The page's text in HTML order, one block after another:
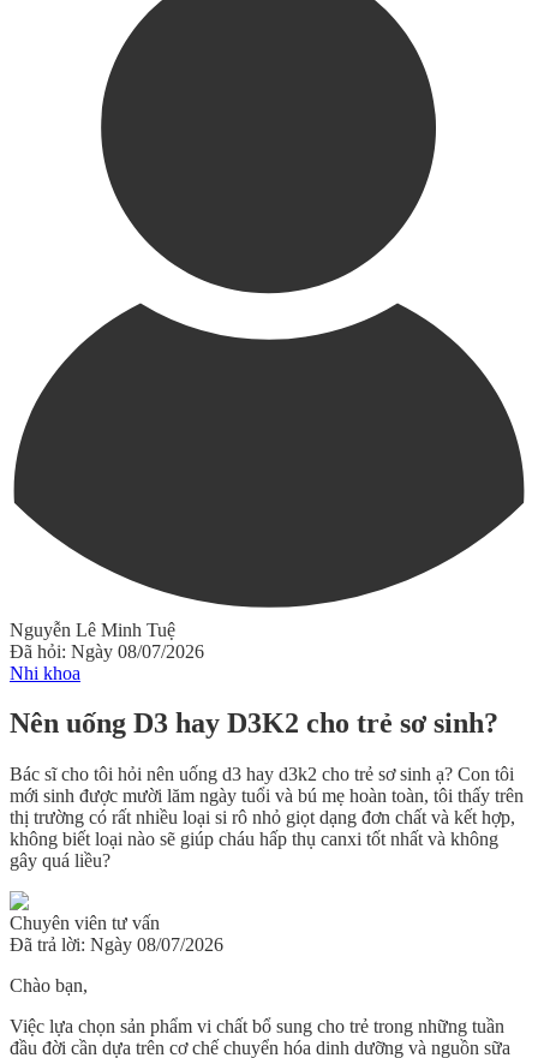
Nguyễn Lê Minh Tuệ
Đã hỏi: Ngày 08/07/2026
Nhi khoa
Nên uống D3 hay D3K2 cho trẻ sơ sinh?
Bác sĩ cho tôi hỏi nên uống d3 hay d3k2 cho trẻ sơ sinh ạ? Con tôi
mới sinh được mười lăm ngày tuổi và bú mẹ hoàn toàn, tôi thấy trên
thị trường có rất nhiều loại si rô nhỏ giọt dạng đơn chất và kết hợp,
không biết loại nào sẽ giúp cháu hấp thụ canxi tốt nhất và không
gây quá liều?
Chuyên viên tư vấn
Đã trả lời: Ngày 08/07/2026
Chào bạn,
Việc lựa chọn sản phẩm vi chất bổ sung cho trẻ trong những tuần
đầu đời cần dựa trên cơ chế chuyển hóa dinh dưỡng và nguồn sữa